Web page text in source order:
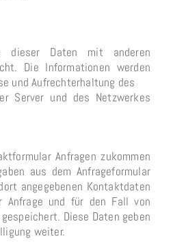
dieser Daten mit anderen
Die Informationen werden
und Aufrechterhaltung des
Server und des Netzwerkes
Anfragen zukommen
aus dem Anfrageformular
angegebenen Kontaktdaten
Anfrage und für den Fall von
Diese Daten geben
weiter.